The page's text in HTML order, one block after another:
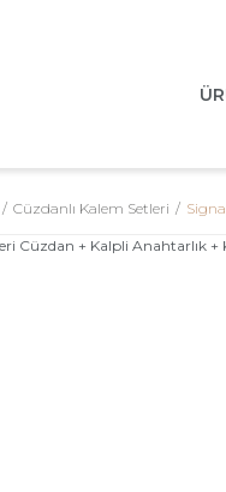
Cüzdanlı Kalem Setleri